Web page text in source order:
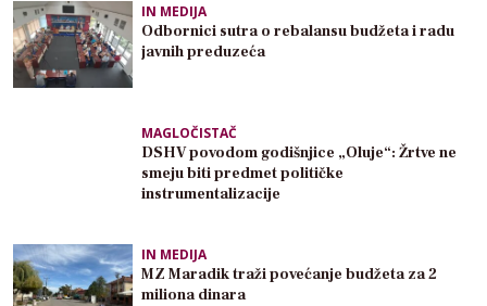
IN MEDIJA
Odbornici sutra o rebalansu budžeta i radu
javnih preduzeća
MAGLOČISTAČ
DSHV povodom godišnjice „Oluje“: Žrtve ne
smeju biti predmet političke
instrumentalizacije
IN MEDIJA
MZ Maradik traži povećanje budžeta za 2
miliona dinara